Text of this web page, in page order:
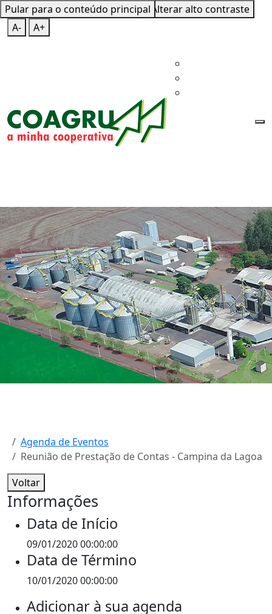
Pular para o conteúdo principal
Mapa do SiteTeclas de Atalho
Alterar alto contraste
A-
A+
Agenda de Eventos
Reunião de Prestação de Contas - Campina da Lagoa
Voltar
Informações
Data de Início
09/01/2020 00:00:00
Data de Término
10/01/2020 00:00:00
Adicionar à sua agenda